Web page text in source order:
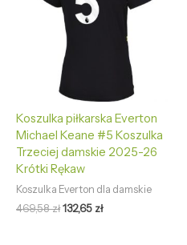
Koszulka piłkarska Everton
Michael Keane #5 Koszulka
Trzeciej damskie 2025-26
Krótki Rękaw
Koszulka Everton dla damskie
469,58zł132,65 zł